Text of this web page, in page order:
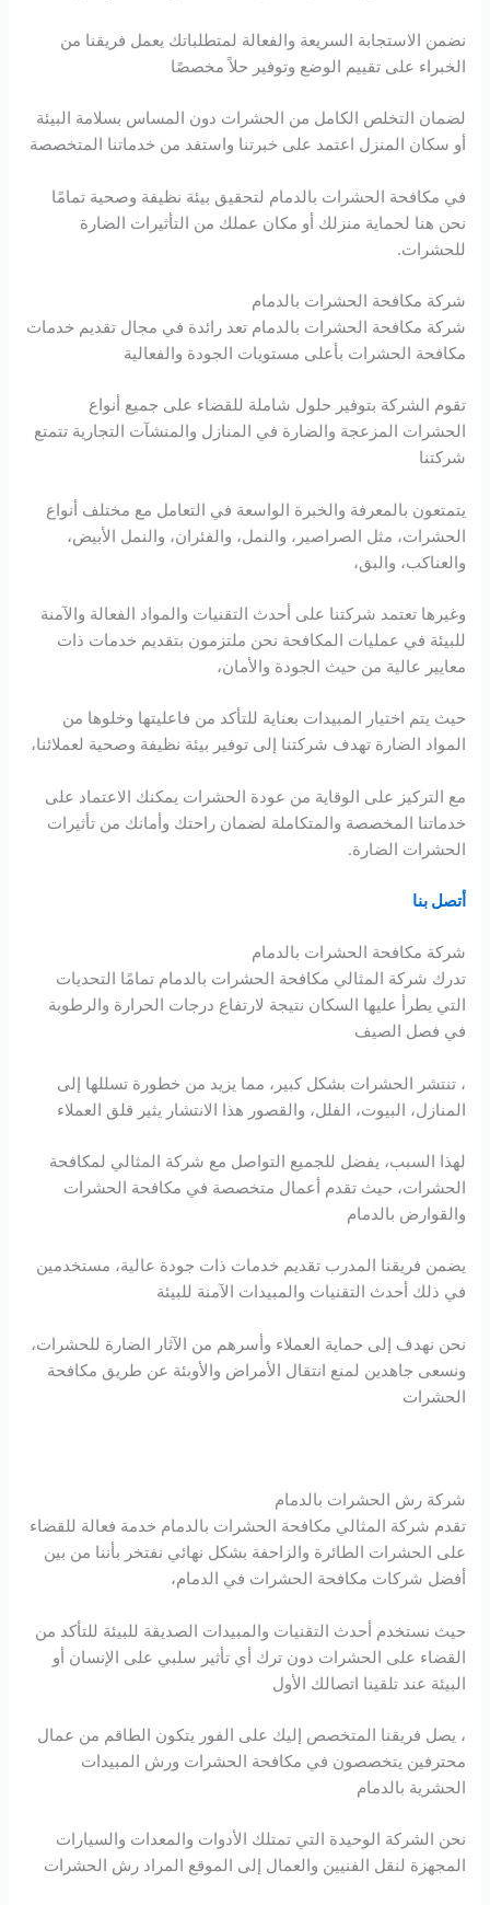
نضمن الاستجابة السريعة والفعالة لمتطلباتك يعمل فريقنا من
الخبراء على تقييم الوضع وتوفير حلاً مخصصًا
لضمان التخلص الكامل من الحشرات دون المساس بسلامة البيئة
أو سكان المنزل اعتمد على خبرتنا واستفد من خدماتنا المتخصصة
في مكافحة الحشرات بالدمام لتحقيق بيئة نظيفة وصحية تمامًا
نحن هنا لحماية منزلك أو مكان عملك من التأثيرات الضارة
للحشرات.
شركة مكافحة الحشرات بالدمام
شركة مكافحة الحشرات بالدمام تعد رائدة في مجال تقديم خدمات
مكافحة الحشرات بأعلى مستويات الجودة والفعالية
تقوم الشركة بتوفير حلول شاملة للقضاء على جميع أنواع
الحشرات المزعجة والضارة في المنازل والمنشآت التجارية تتمتع
شركتنا
يتمتعون بالمعرفة والخبرة الواسعة في التعامل مع مختلف أنواع
الحشرات، مثل الصراصير، والنمل، والفئران، والنمل الأبيض،
والعناكب، والبق،
وغيرها تعتمد شركتنا على أحدث التقنيات والمواد الفعالة والآمنة
للبيئة في عمليات المكافحة نحن ملتزمون بتقديم خدمات ذات
معايير عالية من حيث الجودة والأمان،
حيث يتم اختيار المبيدات بعناية للتأكد من فاعليتها وخلوها من
المواد الضارة تهدف شركتنا إلى توفير بيئة نظيفة وصحية لعملائنا،
مع التركيز على الوقاية من عودة الحشرات يمكنك الاعتماد على
خدماتنا المخصصة والمتكاملة لضمان راحتك وأمانك من تأثيرات
الحشرات الضارة.
أتصل بنا
شركة مكافحة الحشرات بالدمام
تدرك شركة المثالي مكافحة الحشرات بالدمام تمامًا التحديات
التي يطرأ عليها السكان نتيجة لارتفاع درجات الحرارة والرطوبة
في فصل الصيف
، تنتشر الحشرات بشكل كبير، مما يزيد من خطورة تسللها إلى
المنازل، البيوت، الفلل، والقصور هذا الانتشار يثير قلق العملاء
لهذا السبب، يفضل للجميع التواصل مع شركة المثالي لمكافحة
الحشرات، حيث تقدم أعمال متخصصة في مكافحة الحشرات
والقوارض بالدمام
يضمن فريقنا المدرب تقديم خدمات ذات جودة عالية، مستخدمين
في ذلك أحدث التقنيات والمبيدات الآمنة للبيئة
نحن نهدف إلى حماية العملاء وأسرهم من الآثار الضارة للحشرات،
ونسعى جاهدين لمنع انتقال الأمراض والأوبئة عن طريق مكافحة
الحشرات
شركة رش الحشرات بالدمام
تقدم شركة المثالي مكافحة الحشرات بالدمام خدمة فعالة للقضاء
على الحشرات الطائرة والزاحفة بشكل نهائي نفتخر بأننا من بين
أفضل شركات مكافحة الحشرات في الدمام،
حيث نستخدم أحدث التقنيات والمبيدات الصديقة للبيئة للتأكد من
القضاء على الحشرات دون ترك أي تأثير سلبي على الإنسان أو
البيئة عند تلقينا اتصالك الأول
، يصل فريقنا المتخصص إليك على الفور يتكون الطاقم من عمال
محترفين يتخصصون في مكافحة الحشرات ورش المبيدات
الحشرية بالدمام
نحن الشركة الوحيدة التي تمتلك الأدوات والمعدات والسيارات
المجهزة لنقل الفنيين والعمال إلى الموقع المراد رش الحشرات